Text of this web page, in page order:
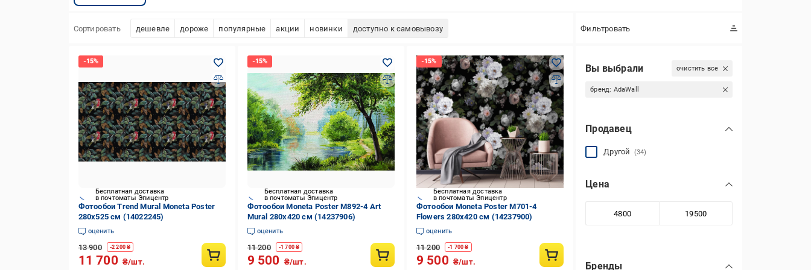
Сортировать дешевле дороже популярные акции новинки доступно к самовывозу Фильтровать
Бесплатная доставка
в почтоматы Эпицентр
Фотообои Trend Mural Moneta Poster
280х525 см (14022245)
оценить
13 900 -2 200₴
11 700 ₴/шт.
Бесплатная доставка
в почтоматы Эпицентр
Фотообои Moneta Poster M892-4 Art
Mural 280х420 см (14237906)
оценить
11 200 -1 700 ₴
9 500 ₴/шт.
Бесплатная доставка
в почтоматы Эпицентр
Фотообои Moneta Poster M701-4
Flowers 280х420 см (14237900)
оценить
11 200 -1 700 ₴
9 500 ₴/шт.
Вы выбрали очистить все
бренд: AdaWall
Продавец
Другой (34)
Цена
Бренды